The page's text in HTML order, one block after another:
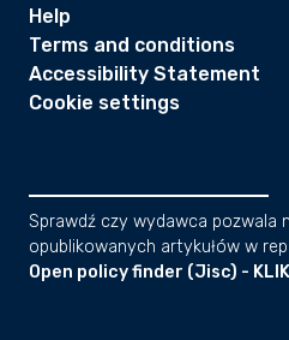
Help
Terms and conditions
Accessibility Statement
Cookie settings
Sprawdź czy wydawca pozwala
opublikowanych artykułów w
Open policy finder (Jisc) -